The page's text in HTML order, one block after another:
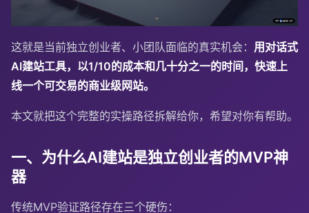
这就是当前独立创业者、小团队面临的真实机会： 用对话式
AI建站工具，以1/10的成本和几十分之一的时间，快速上
线一个可交易的商业级网站。
本文就把这个完整的实操路径拆解给你，希望对你有帮助。
一、为什么AI建站是独立创业者的MVP神
器
传统MVP验证路径存在三个硬伤：